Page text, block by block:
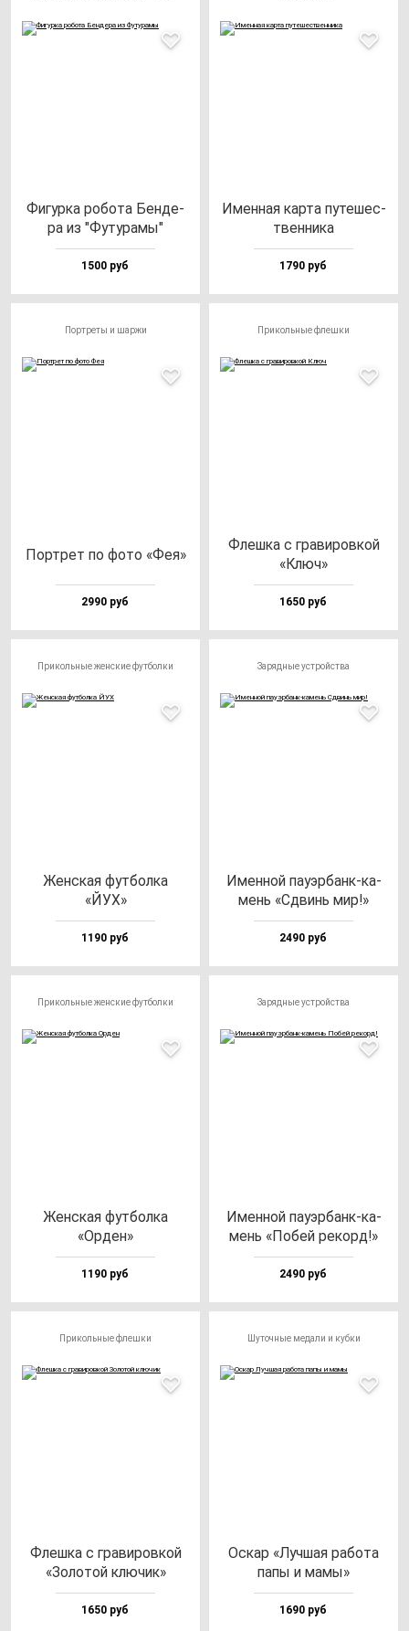
Фигур­ка ро­бо­та Бен­де­
ра из "Футу­ра­мы"
1500 руб
Имен­ная кар­та пу­те­шес­
твен­ни­ка
1790 руб
Портреты и шаржи
Пор­трет по фо­то «Фея»
2990 руб
Прикольные флешки
Флеш­ка с гра­ви­ров­кой
«Ключ»
1650 руб
Прикольные женские футболки
Жен­ская фут­бол­ка
«ЙУХ»
1190 руб
Зарядные устройства
Имен­ной па­уэр­банк-ка­
мень «Сдвинь мир!»
2490 руб
Прикольные женские футболки
Жен­ская фут­бол­ка
«Орден»
1190 руб
Зарядные устройства
Имен­ной па­уэр­банк-ка­
мень «Побей ре­корд!»
2490 руб
Прикольные флешки
Флеш­ка с гра­ви­ров­кой
«Золо­той клю­чик»
1650 руб
Шуточные медали и кубки
Оскар «Луч­шая ра­бо­та
па­пы и ма­мы»
1690 руб